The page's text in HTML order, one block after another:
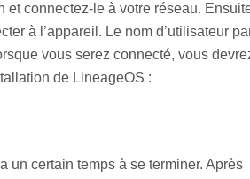
et connectez-le à votre réseau.
à l’appareil. Le nom d’utilisateur
vous serez connecté, vous
de LineageOS :
un certain temps à se terminer. Après